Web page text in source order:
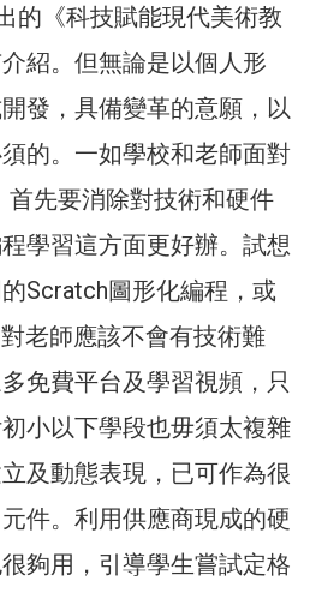
的《科技賦能現代美術教
紹。但無論是以個人形
發，具備變革的意願，以
的。一如學校和老師面對
首先要消除對技術和硬件
學習這方面更好辦。試想
Scratch圖形化編程，或
老師應該不會有技術難
免費平台及學習視頻，只
小以下學段也毋須太複雜
及動態表現，已可作為很
件。利用供應商現成的硬
夠用，引導學生嘗試定格